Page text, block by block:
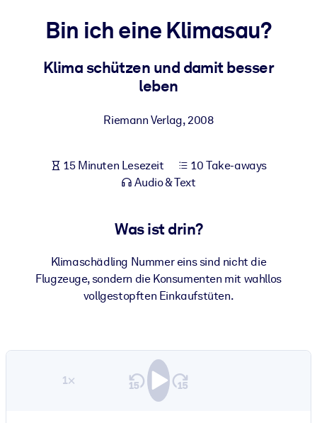
Bauen Sie eine gesunde und resiliente Belegschaft auf.
Integrieren Sie kompaktes, verifiziertes Wissen in Ihr LMS/LXP für
Für Unternehmensbibliotheken
Bereichern Sie Ihre Unternehmensbibliothek mit
Ihrer KI-Systeme zu optimieren.
Bin ich eine Klimasau?
Klima schützen und damit besser
leben
Riemann Verlag,2008
15 Minuten Lesezeit
10 Take-aways
Audio & Text
Was ist drin?
Klimaschädling Nummer eins sind nicht die
Flugzeuge, sondern die Konsumenten mit wahllos
vollgestopften Einkaufstüten.
1×